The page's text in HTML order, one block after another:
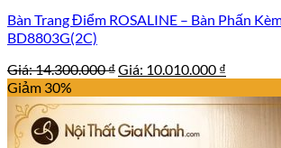
Bàn Trang Điểm ROSALINE – Bàn Phấn
BD8803G(2C)
Giá:14.300.000₫Giá
là:
14.300.000 ₫.
Giá: 10.010.000 ₫
tại
là:
Giảm 30%